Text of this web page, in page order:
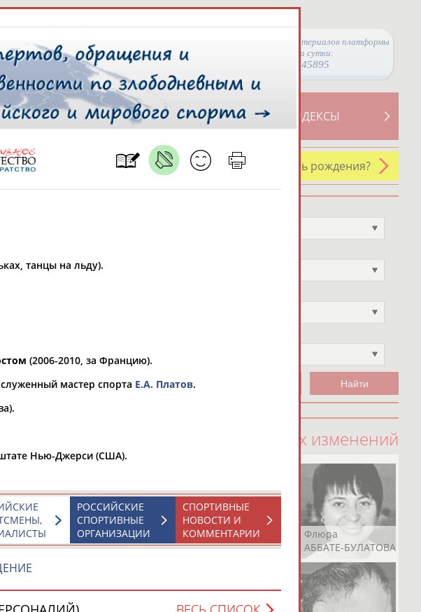
Просмотры материалов платформы
за сутки:
45895
СВОДНЫЕ ИНДЕКСЫ
ТАБЛО АКТИВНОСТИ
У кого сегодня день рождения?
год
Не выбран
100 последних изменений
Тамилла
АБАСОВА
Рамазан
АБАЧАРАЕВ
Ростом
АБАШИДЗЕ
Флюра
АББАТЕ-БУЛАТОВА
танцы на льду).
(2006-2010, за Францию).
мастер спорта Е.А. Платов.
Нью-Джерси (США).
СПОРТИВНЫЕ
НОВОСТИ И
КОММЕНТАРИИ
РОССИЙСКИЕ
СПОРТИВНЫЕ
ОРГАНИЗАЦИИ